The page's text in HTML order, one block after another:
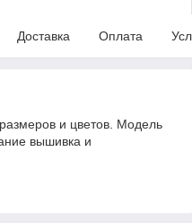
Доставка Оплата
и цветов. Модель
вышивка и